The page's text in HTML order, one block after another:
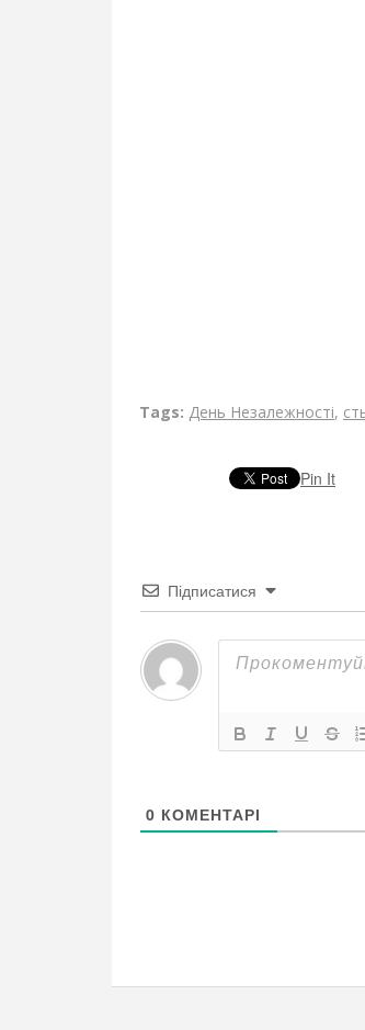
Tags: День Незалежності,
Pin It
Підписатися
0 КОМЕНТАРІ